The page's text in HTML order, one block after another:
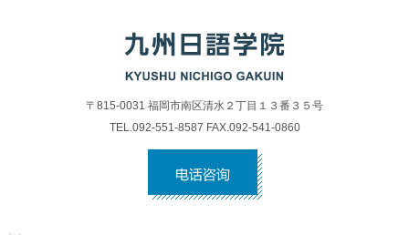
〒815-0031 福岡市南区清水２丁目１３番３５号
TEL.092-551-8587 FAX.092-541-0860